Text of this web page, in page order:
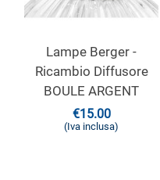
Lampe Berger -
Ricambio Diffusore
BOULE ARGENT
€15.00
(Iva inclusa)